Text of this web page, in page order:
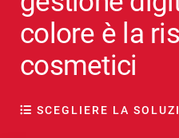
colore è la
cosmetici
SCEGLIERE LA